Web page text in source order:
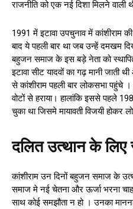
राजनीति को एक नई दिशा मिलने वाली
1991 में इटावा उपचुनाव में कांशीराम
बाद ये पहली बार था जब उन्हें दमखम
बहुजन समाज के इस बड़े नेता को
इटावा सीट यादवों का गढ़ मानी
से कांशीराम पहली बार लोकसभा पहुंचे
वोटों से हराया। हालांकि इससे पहले
चुका था जिसमे मायावती विजयी होकर
दलित उत्थान के लिए
कांशीराम उन दिनों बहुजन समाज के
समाज मे नई चेतना और ऊर्जा भरना
साथ कोई समझौता न हो । उनका